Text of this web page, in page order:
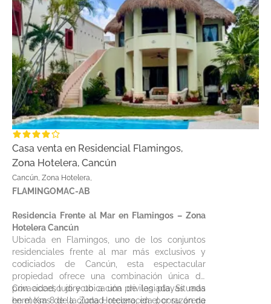
Casa venta en Residencial Flamingos,
Zona Hotelera, Cancún
Cancún, Zona Hotelera,
FLAMINGOMAC-AB
Residencia Frente al Mar en Flamingos – Zona
Hotelera Cancún
Ubicada en Flamingos, uno de los conjuntos
residenciales frente al mar más exclusivos y
codiciados de Cancún, esta espectacular
propiedad ofrece una combinación única de
privacidad, lujo y ubicación privilegiada. Situada
en el Km 8 de la Zona Hotelera, en el corazón de
Con acceso directo a una de las playas más
hermosas de la ciudad, reconocida por su arena